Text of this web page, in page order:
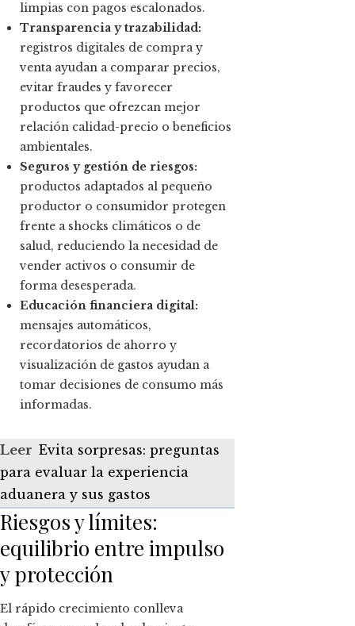
limpias con pagos escalonados.
Transparencia y trazabilidad:
registros digitales de compra y
venta ayudan a comparar precios,
evitar fraudes y favorecer
productos que ofrezcan mejor
relación calidad-precio o beneficios
ambientales.
Seguros y gestión de riesgos:
productos adaptados al pequeño
productor o consumidor protegen
frente a shocks climáticos o de
salud, reduciendo la necesidad de
vender activos o consumir de
forma desesperada.
Educación financiera digital:
mensajes automáticos,
recordatorios de ahorro y
visualización de gastos ayudan a
tomar decisiones de consumo más
informadas.
Leer Evita sorpresas: preguntas
para evaluar la experiencia
aduanera y sus gastos
Riesgos y límites:
equilibrio entre impulso
y protección
El rápido crecimiento conlleva